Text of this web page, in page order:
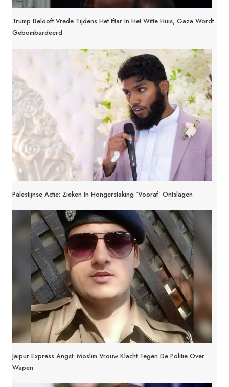
Trump Belooft Vrede Tijdens Het Iftar In Het Witte Huis, Gaza Wordt
Gebombardeerd
Palestijnse Actie: Zieken In Hongerstaking ‘Vooraf’ Ontslagen
Jaipur Express Angst: Moslim Vrouw Klacht Tegen De Politie Over
Wapen